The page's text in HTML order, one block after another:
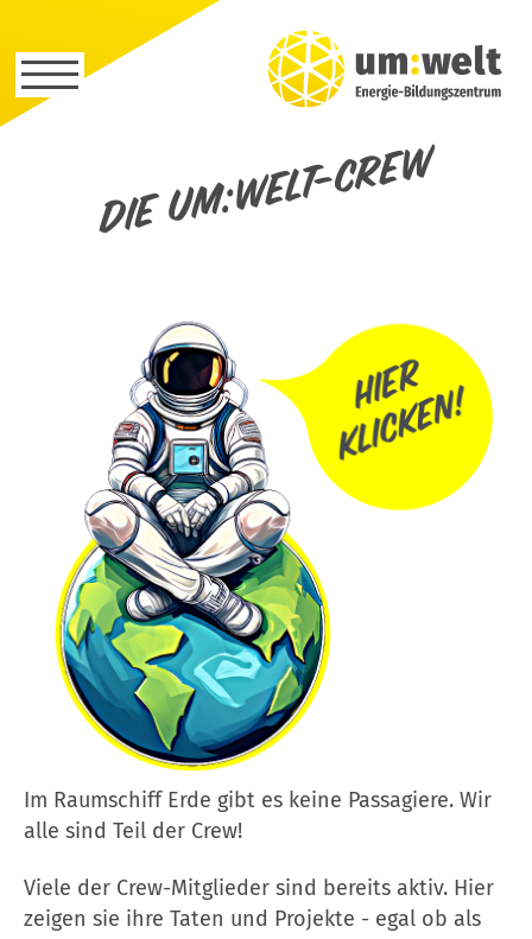
Die um:welt-Crew
Im Raumschiff Erde gibt es keine Passagiere. Wir
alle sind Teil der Crew!
Viele der Crew-Mitglieder sind bereits aktiv. Hier
zeigen sie ihre Taten und Projekte - egal ob als